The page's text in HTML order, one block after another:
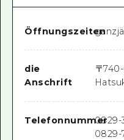
Öffnungszeiten
die
Anschrift
〒
Telefonnummer0829-
0829-